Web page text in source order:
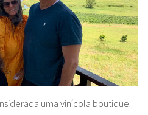
uma vinícola boutique.